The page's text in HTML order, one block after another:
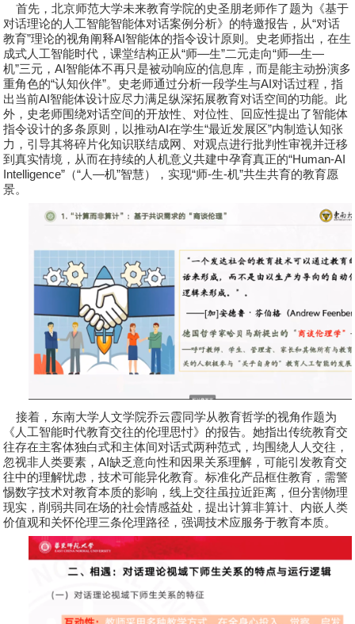
首先，北京师范大学未来教育学院的史圣朋老师作了题为《基于
对话理论的人工智能智能体对话案例分析》的特邀报告，从“对话
教育”理论的视角阐释AI智能体的指令设计原则。史老师指出，在生
成式人工智能时代，课堂结构正从“师—生”二元走向“师—生—
机”三元，AI智能体不再只是被动响应的信息库，而是能主动扮演多
重角色的“认知伙伴”。史老师通过分析一段学生与AI对话过程，指
出当前AI智能体设计应尽力满足纵深拓展教育对话空间的功能。此
外，史老师围绕对话空间的开放性、对位性、回应性提出了智能体
指令设计的多条原则，以推动AI在学生“最近发展区”内制造认知张
力，引导其将碎片化知识联结成网、对观点进行批判性审视并迁移
到真实情境，从而在持续的人机意义共建中孕育真正的“Human-AI
Intelligence” （“人—机”智慧），实现“师-生-机”共生共育的教育愿
景。
接着，东南大学人文学院乔云霞同学从教育哲学的视角作题为
《人工智能时代教育交往的伦理思忖》的报告。她指出传统教育交
往存在主客体独白式和主体间对话式两种范式，均围绕人人交往，
忽视非人类要素，AI缺乏意向性和因果关系理解，可能引发教育交
往中的理解忧虑，技术可能异化教育。标准化产品框住教育，需警
惕数字技术对教育本质的影响，线上交往虽拉近距离，但分割物理
现实，削弱共同在场的社会情感益处，提出计算非算计、内嵌人类
价值观和关怀伦理三条伦理路径，强调技术应服务于教育本质。